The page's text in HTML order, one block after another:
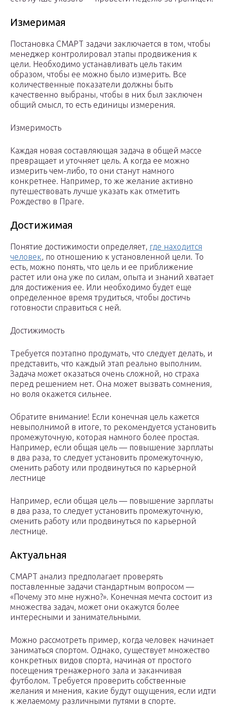
Измеримая
Постановка СМАРТ задачи заключается в том, чтобы
менеджер контролировал этапы продвижения к
цели. Необходимо устанавливать цель таким
образом, чтобы ее можно было измерить. Все
количественные показатели должны быть
качественно выбраны, чтобы в них был заключен
общий смысл, то есть единицы измерения.
Измеримость
Каждая новая составляющая задача в общей массе
превращает и уточняет цель. А когда ее можно
измерить чем-либо, то они станут намного
конкретнее. Например, то же желание активно
путешествовать лучше указать как отметить
Рождество в Праге.
Достижимая
Понятие достижимости определяет, где находится
человек, по отношению к установленной цели. То
есть, можно понять, что цель и ее приближение
растет или она уже по силам, опыта и знаний хватает
для достижения ее. Или необходимо будет еще
определенное время трудиться, чтобы достичь
готовности справиться с ней.
Достижимость
Требуется поэтапно продумать, что следует делать, и
представить, что каждый этап реально выполним.
Задача может оказаться очень сложной, но страха
перед решением нет. Она может вызвать сомнения,
но воля окажется сильнее.
Обратите внимание! Если конечная цель кажется
невыполнимой в итоге, то рекомендуется установить
промежуточную, которая намного более простая.
Например, если общая цель — повышение зарплаты
в два раза, то следует установить промежуточную,
сменить работу или продвинуться по карьерной
лестнице
Например, если общая цель — повышение зарплаты
в два раза, то следует установить промежуточную,
сменить работу или продвинуться по карьерной
лестнице.
Актуальная
СМАРТ анализ предполагает проверять
поставленные задачи стандартным вопросом —
«Почему это мне нужно?». Конечная мечта состоит из
множества задач, может они окажутся более
интересными и занимательными.
Можно рассмотреть пример, когда человек начинает
заниматься спортом. Однако, существует множество
конкретных видов спорта, начиная от простого
посещения тренажерного зала и заканчивая
футболом. Требуется проверить собственные
желания и мнения, какие будут ощущения, если идти
к желаемому различными путями в спорте.